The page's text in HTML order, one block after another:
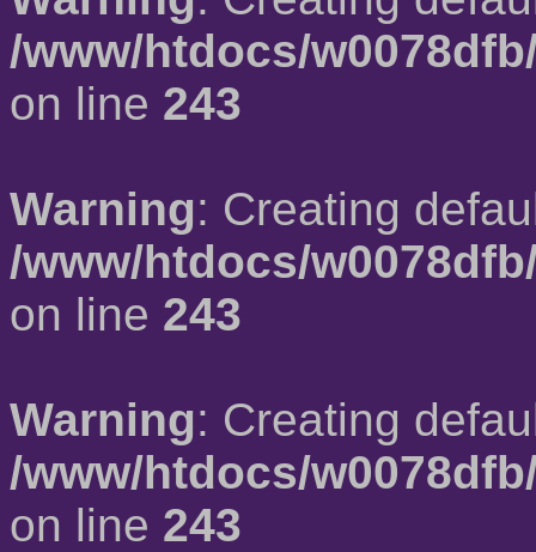
/www/htdocs/
on line 243
Warning: Creating
/www/htdocs/
on line 243
Warning: Creating
/www/htdocs/
on line 243